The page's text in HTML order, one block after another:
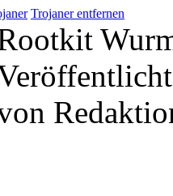
Trojaner entfernen